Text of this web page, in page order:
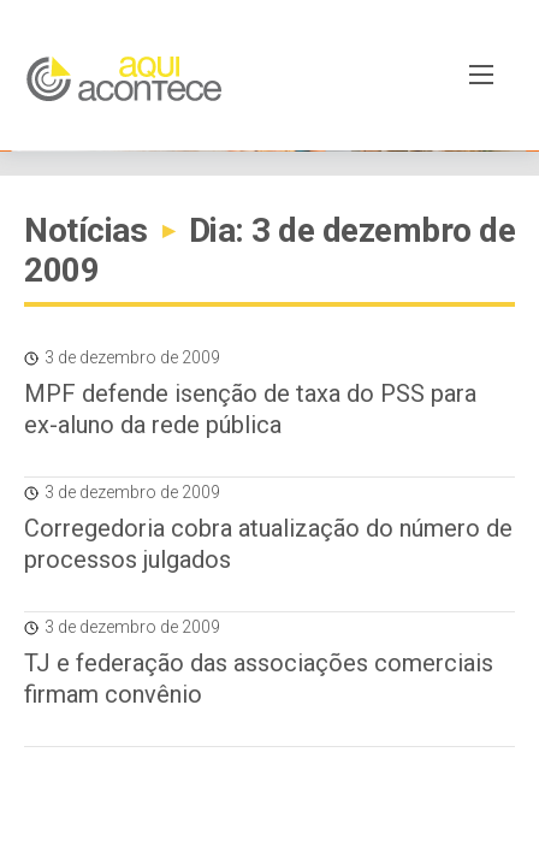
Notícias ▸
Dia: 3 de dezembro de
2009
3 de dezembro de 2009
MPF defende isenção de taxa do PSS para
ex-aluno da rede pública
3 de dezembro de 2009
Corregedoria cobra atualização do número de
processos julgados
3 de dezembro de 2009
TJ e federação das associações comerciais
firmam convênio